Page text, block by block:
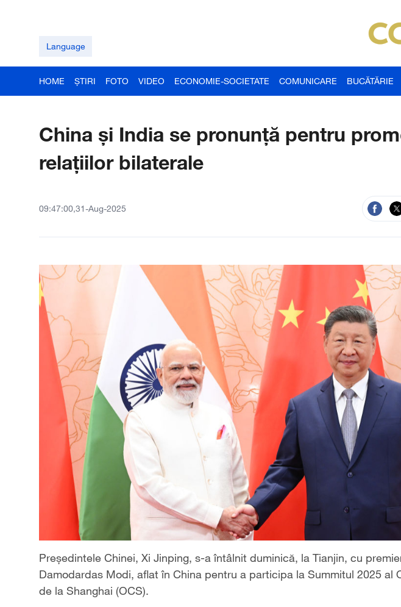
Language
HOME ȘTIRI FOTO VIDEO ECONOMIE-SOCIETATE COMUNICARE BUCĂTĂRIE
China și India se pronunță pentru
relațiilor bilaterale
09:47:00,31-Aug-2025
Președintele Chinei, Xi Jinping, s-a întâlnit duminică, la Tianjin, cu
Damodardas Modi, aflat în China pentru a participa la Summitul 2025 al
de la Shanghai (OCS).